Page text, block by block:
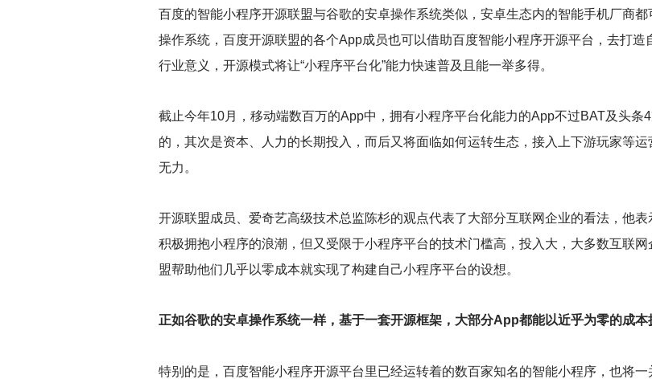
百度的智能小程序开源联盟与谷歌的安卓操作系统类似，安卓生态内的智能手机厂商
操作系统，百度开源联盟的各个App成员也可以借助百度智能小程序开源平台，去打
行业意义，开源模式将让“小程序平台化”能力快速普及且能一举多得。
截止今年10月，移动端数百万的App中，拥有小程序平台化能力的App不过BAT及头
的，其次是资本、人力的长期投入，而后又将面临如何运转生态，接入上下游玩家等
无力。
开源联盟成员、爱奇艺高级技术总监陈杉的观点代表了大部分互联网企业的看法，他
积极拥抱小程序的浪潮，但又受限于小程序平台的技术门槛高，投入大，大多数互联
盟帮助他们几乎以零成本就实现了构建自己小程序平台的设想。
正如谷歌的安卓操作系统一样，基于一套开源框架，大部分App都能以近乎为零的成本
特别的是，百度智能小程序开源平台里已经运转着的数百家知名的智能小程序，也将